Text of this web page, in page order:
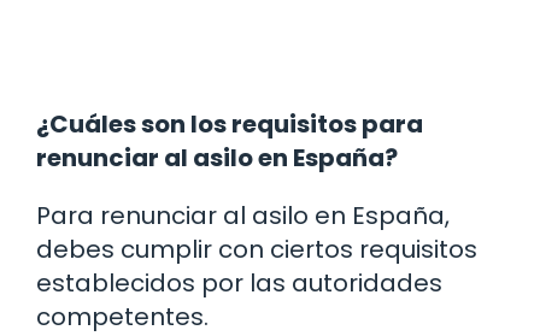
¿Cuáles son los requisitos para
renunciar al asilo en España?
Para renunciar al asilo en España,
debes cumplir con ciertos requisitos
establecidos por las autoridades
competentes.